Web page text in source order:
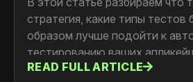
стратегия, какие типы
образом лучше подойти к
тестированию ваших
READ FULL ARTICLE